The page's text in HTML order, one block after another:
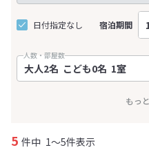
日付指定なし 宿泊期間
人数・部屋数
もっ
5 件中 1～5件表示